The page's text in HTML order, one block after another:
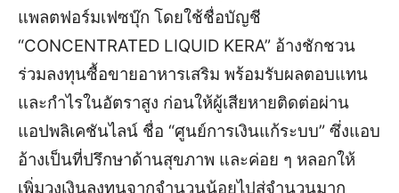
แพลตฟอร์มเฟซบุ๊ก โดยใช้ชื่อบัญชี
“CONCENTRATED LIQUID KERA” อ้างชักชวน
ร่วมลงทุนซื้อขายอาหารเสริม พร้อมรับผลตอบแทน
และกำไรในอัตราสูง ก่อนให้ผู้เสียหายติดต่อผ่าน
แอปพลิเคชันไลน์ ชื่อ “ศูนย์การเงินแก้ระบบ” ซึ่งแอบ
อ้างเป็นที่ปรึกษาด้านสุขภาพ และค่อย ๆ หลอกให้
เพิ่มวงเงินลงทุนจากจำนวนน้อยไปสู่จำนวนมาก